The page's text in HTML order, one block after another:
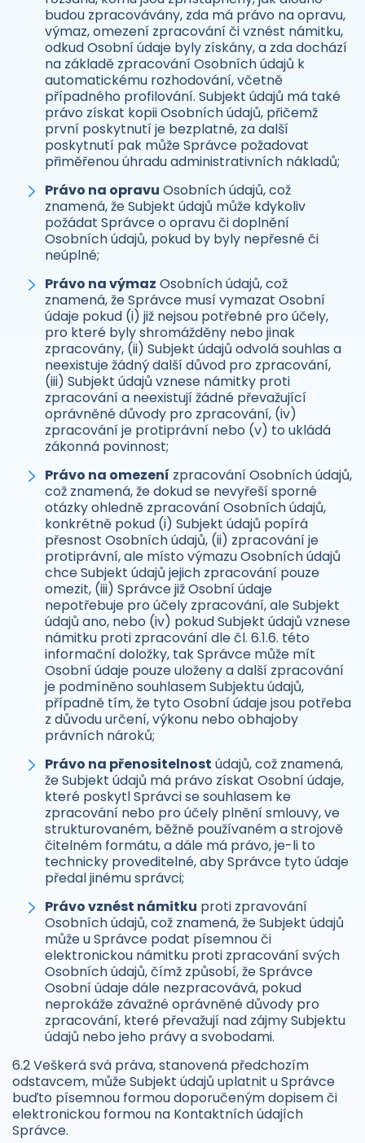
budou zpracovávány, zda má právo na opravu,
výmaz, omezení zpracování či vznést námitku,
odkud Osobní údaje byly získány, a zda dochází
na základě zpracování Osobních údajů k
automatickému rozhodování, včetně
případného profilování. Subjekt údajů má také
právo získat kopii Osobních údajů, přičemž
první poskytnutí je bezplatné, za další
poskytnutí pak může Správce požadovat
přiměřenou úhradu administrativních nákladů;
Právo na opravu Osobních údajů, což
znamená, že Subjekt údajů může kdykoliv
požádat Správce o opravu či doplnění
Osobních údajů, pokud by byly nepřesné či
neúplné;
Právo na výmaz Osobních údajů, což
znamená, že Správce musí vymazat Osobní
údaje pokud (i) již nejsou potřebné pro účely,
pro které byly shromážděny nebo jinak
zpracovány, (ii) Subjekt údajů odvolá souhlas a
neexistuje žádný další důvod pro zpracování,
(iii) Subjekt údajů vznese námitky proti
zpracování a neexistují žádné převažující
oprávněné důvody pro zpracování, (iv)
zpracování je protiprávní nebo (v) to ukládá
zákonná povinnost;
Právo na omezení zpracování Osobních údajů,
což znamená, že dokud se nevyřeší sporné
otázky ohledně zpracování Osobních údajů,
konkrétně pokud (i) Subjekt údajů popírá
přesnost Osobních údajů, (ii) zpracování je
protiprávní, ale místo výmazu Osobních údajů
chce Subjekt údajů jejich zpracování pouze
omezit, (iii) Správce již Osobní údaje
nepotřebuje pro účely zpracování, ale Subjekt
údajů ano, nebo (iv) pokud Subjekt údajů vznese
námitku proti zpracování dle čl. 6.1.6. této
informační doložky, tak Správce může mít
Osobní údaje pouze uloženy a další zpracování
je podmíněno souhlasem Subjektu údajů,
případně tím, že tyto Osobní údaje jsou potřeba
z důvodu určení, výkonu nebo obhajoby
právních nároků;
Právo na přenositelnost údajů, což znamená,
že Subjekt údajů má právo získat Osobní údaje,
které poskytl Správci se souhlasem ke
zpracování nebo pro účely plnění smlouvy, ve
strukturovaném, běžně používaném a strojově
čitelném formátu, a dále má právo, je-li to
technicky proveditelné, aby Správce tyto údaje
předal jinému správci;
Právo vznést námitku proti zpravování
Osobních údajů, což znamená, že Subjekt údajů
může u Správce podat písemnou či
elektronickou námitku proti zpracování svých
Osobních údajů, čímž způsobí, že Správce
Osobní údaje dále nezpracovává, pokud
neprokáže závažné oprávněné důvody pro
zpracování, které převažují nad zájmy Subjektu
údajů nebo jeho právy a svobodami.
6.2 Veškerá svá práva, stanovená předchozím
odstavcem, může Subjekt údajů uplatnit u Správce
buďto písemnou formou doporučeným dopisem či
elektronickou formou na Kontaktních údajích
Správce.